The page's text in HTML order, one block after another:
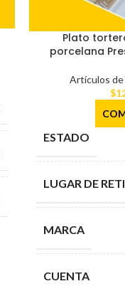
Plato
porcelana
Artículos de
$
ESTADO
LUGAR DE
MARCA
CUENTA